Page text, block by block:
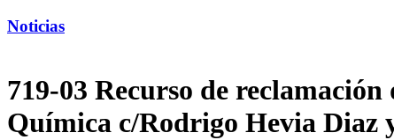
Noticias
719-03 Recurso de
Química c/Rodrigo Hevia Diaz